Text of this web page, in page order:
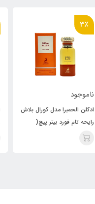
3٪
ناموجود
ادکلن الحمبرا مدل کورال بلاش
رایحه تام فورد بیتر پیچ(